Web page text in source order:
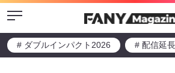
Menu
# ダブルインパクト2026 # 配信延